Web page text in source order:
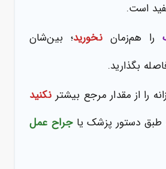
است.
را هم‌زماننخورید؛ بین‌شان
بگذارید.
را از مقدار مرجع بیشترنکنید
طبق دستور پزشک یاجراح عمل